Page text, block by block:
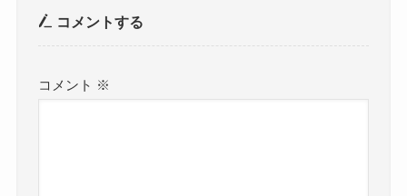
コメントする
コメント ※